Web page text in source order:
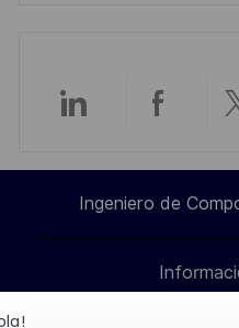
c
c
Compartir
a
través
de
a
través
de
Ingeniero de